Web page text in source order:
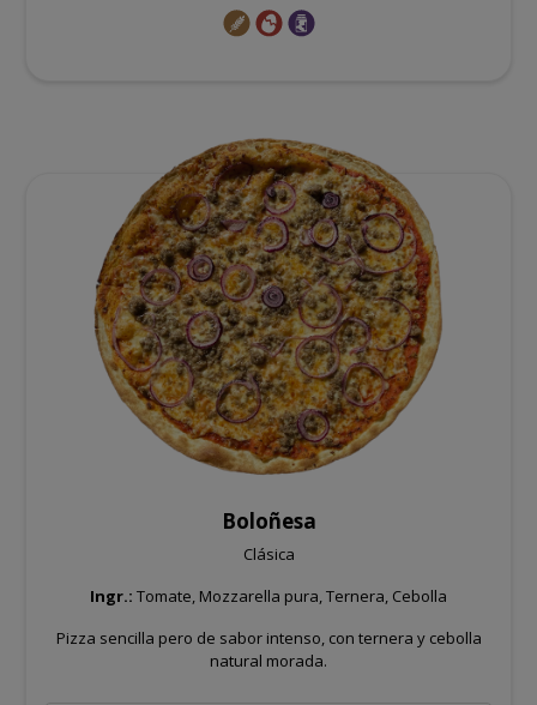
Boloñesa
Clásica
Ingr.: Tomate, Mozzarella pura, Ternera, Cebolla
Pizza sencilla pero de sabor intenso, con ternera y cebolla
natural morada.